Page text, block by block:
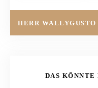
HERR WALLYGUSTO
DAS